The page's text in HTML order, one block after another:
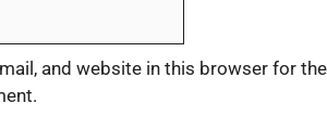
and website in this browser for the